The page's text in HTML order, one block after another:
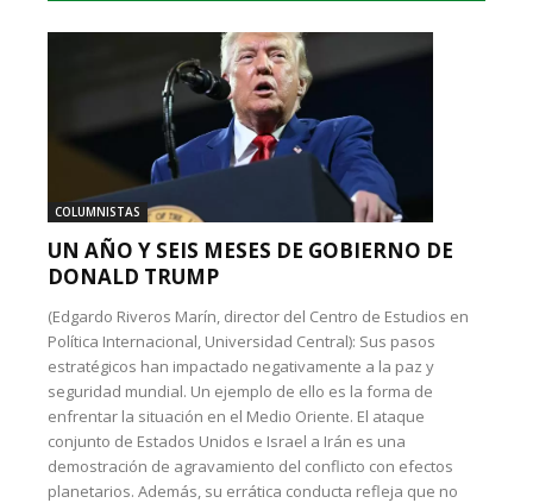
COLUMNISTAS
UN AÑO Y SEIS MESES DE GOBIERNO DE
DONALD TRUMP
(Edgardo Riveros Marín, director del Centro de Estudios en
Política Internacional, Universidad Central): Sus pasos
estratégicos han impactado negativamente a la paz y
seguridad mundial. Un ejemplo de ello es la forma de
enfrentar la situación en el Medio Oriente. El ataque
conjunto de Estados Unidos e Israel a Irán es una
demostración de agravamiento del conflicto con efectos
planetarios. Además, su errática conducta refleja que no